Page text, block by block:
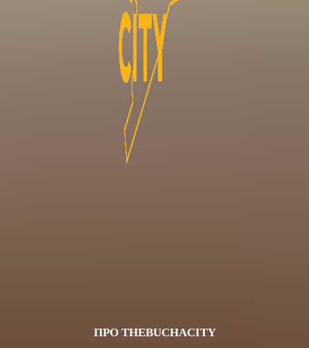
ПРО THEBUCHACITY